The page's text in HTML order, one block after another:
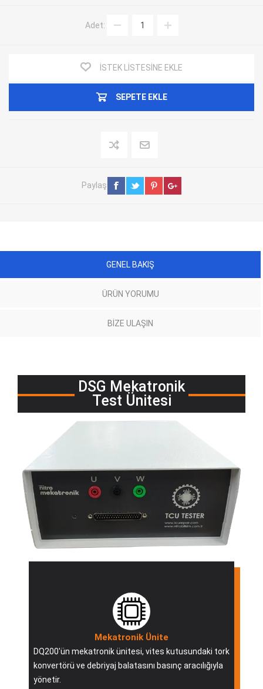
Adet:
İSTEK LISTESINE EKLE
SEPETE EKLE
Paylaş
GENEL BAKIŞ
ÜRÜN YORUMU
BIZE ULAŞIN
DSG Mekatronik
Test Ünitesi
Mekatronik Ünite
DQ200'ün mekatronik ünitesi, vites kutusundaki tork
konvertörü ve debriyaj balatasını basınç aracılığıyla
yönetir.